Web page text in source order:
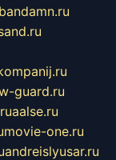
bandamn.ru
guard.ru
aalse.ru
movie-one.ru
andreislyusar.ru